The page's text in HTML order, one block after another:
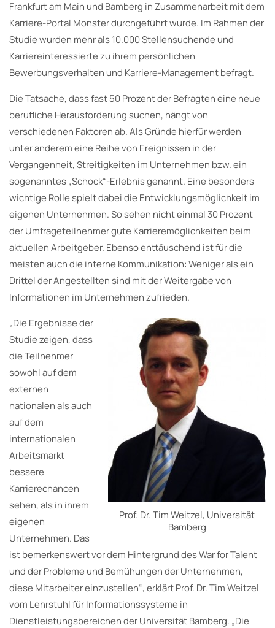
Frankfurt am Main und Bamberg in Zusammenarbeit mit dem
Karriere-Portal Monster durchgeführt wurde. Im Rahmen der
Studie wurden mehr als 10.000 Stellensuchende und
Karriereinteressierte zu ihrem persönlichen
Bewerbungsverhalten und Karriere-Management befragt.
Die Tatsache, dass fast 50 Prozent der Befragten eine neue
berufliche Herausforderung suchen, hängt von
verschiedenen Faktoren ab. Als Gründe hierfür werden
unter anderem eine Reihe von Ereignissen in der
Vergangenheit, Streitigkeiten im Unternehmen bzw. ein
sogenanntes „Schock“-Erlebnis genannt. Eine besonders
wichtige Rolle spielt dabei die Entwicklungsmöglichkeit im
eigenen Unternehmen. So sehen nicht einmal 30 Prozent
der Umfrageteilnehmer gute Karrieremöglichkeiten beim
aktuellen Arbeitgeber. Ebenso enttäuschend ist für die
meisten auch die interne Kommunikation: Weniger als ein
Drittel der Angestellten sind mit der Weitergabe von
Informationen im Unternehmen zufrieden.
Prof. Dr. Tim Weitzel, Universität
Bamberg
„Die Ergebnisse der
Studie zeigen, dass
die Teilnehmer
sowohl auf dem
externen
nationalen als auch
auf dem
internationalen
Arbeitsmarkt
bessere
Karrierechancen
sehen, als in ihrem
eigenen
Unternehmen. Das
ist bemerkenswert vor dem Hintergrund des War for Talent
und der Probleme und Bemühungen der Unternehmen,
diese Mitarbeiter einzustellen“, erklärt Prof. Dr. Tim Weitzel
vom Lehrstuhl für Informationssysteme in
Dienstleistungsbereichen der Universität Bamberg. „Die